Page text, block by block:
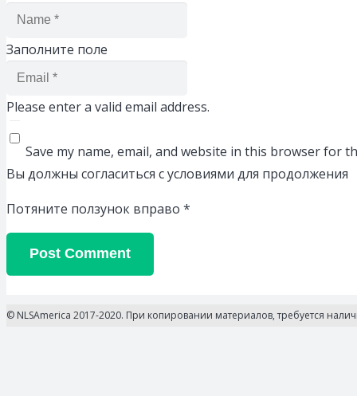
Заполните поле
Please enter a valid email address.
Save my name, email, and website in this browser for
Вы должны согласиться с условиями для продолжения
Потяните ползунок вправо *
Post Comment
© NLSAmerica 2017-2020. При копировании материалов, требуется